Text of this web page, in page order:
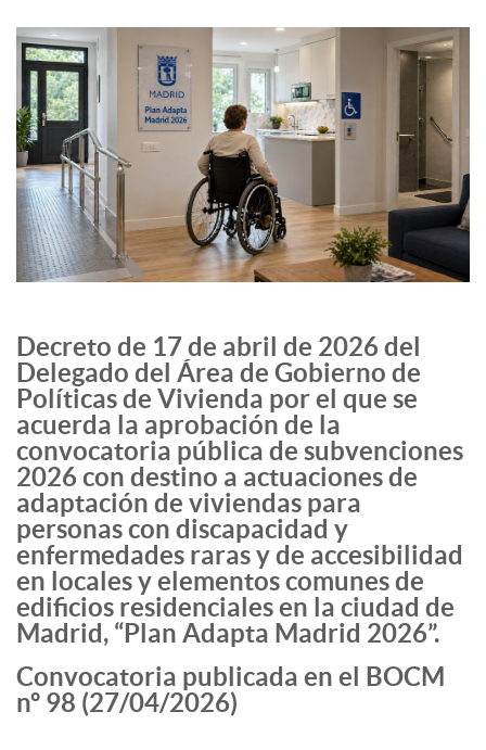
Decreto de 17 de abril de 2026 del
Delegado del Área de Gobierno de
Políticas de Vivienda por el que se
acuerda la aprobación de la
convocatoria pública de subvenciones
2026 con destino a actuaciones de
adaptación de viviendas para
personas con discapacidad y
enfermedades raras y de accesibilidad
en locales y elementos comunes de
edificios residenciales en la ciudad de
Madrid, “Plan Adapta Madrid 2026”.
Convocatoria publicada en el BOCM
nº 98 (27/04/2026)